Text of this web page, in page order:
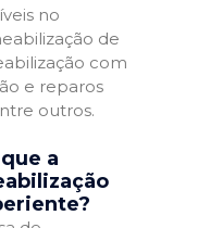
no
de
com
e reparos
outros.
a